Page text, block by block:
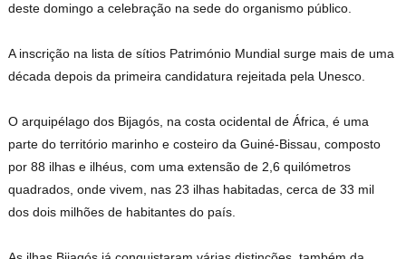
deste domingo a celebração na sede do organismo público.
A inscrição na lista de sítios Património Mundial surge mais de uma
década depois da primeira candidatura rejeitada pela Unesco.
O arquipélago dos Bijagós, na costa ocidental de África, é uma
parte do território marinho e costeiro da Guiné-Bissau, composto
por 88 ilhas e ilhéus, com uma extensão de 2,6 quilómetros
quadrados, onde vivem, nas 23 ilhas habitadas, cerca de 33 mil
dos dois milhões de habitantes do país.